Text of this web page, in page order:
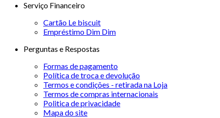
Serviço Financeiro
Cartão Le biscuit
Empréstimo Dim Dim
Perguntas e Respostas
Formas de pagamento
Política de troca e devolução
Termos e condições - retirada na Loja
Termos de compras internacionais
Politica de privacidade
Mapa do site